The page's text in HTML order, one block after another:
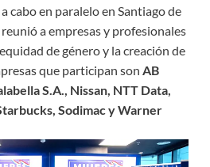
cabo en paralelo en Santiago de
a empresas y profesionales
de género y la creación de
que participan son AB
S.A., Nissan, NTT Data,
Sodimac y Warner